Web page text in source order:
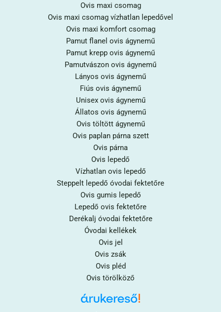
Ovis maxi csomag
Ovis maxi csomag vízhatlan lepedővel
Ovis maxi komfort csomag
Pamut flanel ovis ágynemű
Pamut krepp ovis ágynemű
Pamutvászon ovis ágynemű
Lányos ovis ágynemű
Fiús ovis ágynemű
Unisex ovis ágynemű
Állatos ovis ágynemű
Ovis töltött ágynemű
Ovis paplan párna szett
Ovis párna
Ovis lepedő
Vízhatlan ovis lepedő
Steppelt lepedő óvodai fektetőre
Ovis gumis lepedő
Lepedő ovis fektetőre
Derékalj óvodai fektetőre
Óvodai kellékek
Ovis jel
Ovis zsák
Ovis pléd
Ovis törölköző